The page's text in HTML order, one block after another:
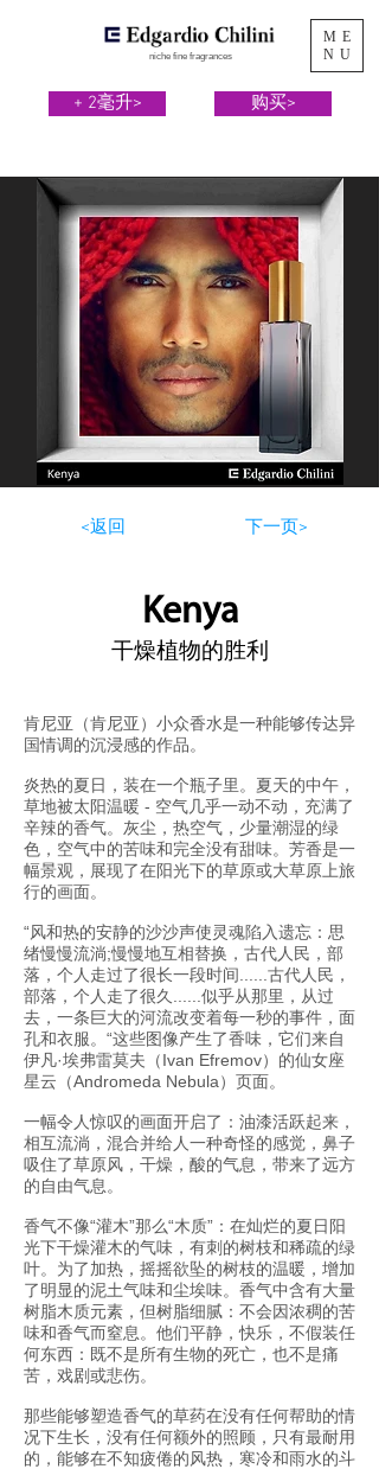
ME
NU
niche fine fragrances
+ 2毫升> 购买>
<返回 下一页>
Kenya
干燥植物的胜利
肯尼亚（肯尼亚）小众香水是一种能够传达异
国情调的沉浸感的作品。
炎热的夏日，装在一个瓶子里。夏天的中午，
草地被太阳温暖 - 空气几乎一动不动，充满了
辛辣的香气。灰尘，热空气，少量潮湿的绿
色，空气中的苦味和完全没有甜味。芳香是一
幅景观，展现了在阳光下的草原或大草原上旅
行的画面。
“风和热的安静的沙沙声使灵魂陷入遗忘：思
绪慢慢流淌;慢慢地互相替换，古代人民，部
落，个人走过了很长一段时间......古代人民，
部落，个人走了很久......似乎从那里，从过
去，一条巨大的河流改变着每一秒的事件，面
孔和衣服。“这些图像产生了香味，它们来自
伊凡·埃弗雷莫夫（Ivan Efremov）的仙女座
星云（Andromeda Nebula）页面。
一幅令人惊叹的画面开启了：油漆活跃起来，
相互流淌，混合并给人一种奇怪的感觉，鼻子
吸住了草原风，干燥，酸的气息，带来了远方
的自由气息。
香气不像“灌木”那么“木质”：在灿烂的夏日阳
光下干燥灌木的气味，有刺的树枝和稀疏的绿
叶。为了加热，摇摇欲坠的树枝的温暖，增加
了明显的泥土气味和尘埃味。香气中含有大量
树脂木质元素，但树脂细腻：不会因浓稠的苦
味和香气而窒息。他们平静，快乐，不假装任
何东西：既不是所有生物的死亡，也不是痛
苦，戏剧或悲伤。
那些能够塑造香气的草药在没有任何帮助的情
况下生长，没有任何额外的照顾，只有最耐用
的，能够在不知疲倦的风热，寒冷和雨水的斗